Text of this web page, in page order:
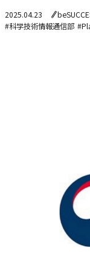
2025.04.23
#科学技術情報通信部